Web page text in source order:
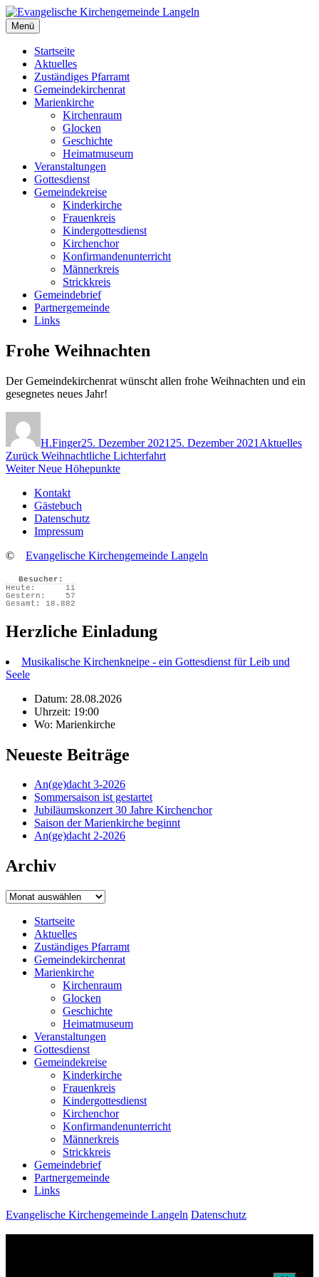
Zum
Inhalt
springen
Evangelische Kirchengemeinde Langeln
Evangelische Kirchengemeinde Langeln
Menü
Startseite
Aktuelles
Zuständiges Pfarramt
Gemeindekirchenrat
Marienkirche
Kirchenraum
Glocken
Geschichte
Heimatmuseum
Veranstaltungen
Gottesdienst
Gemeindekreise
Kinderkirche
Frauenkreis
Kindergottesdienst
Kirchenchor
Konfirmandenunterricht
Männerkreis
Strickkreis
Gemeindebrief
Partnergemeinde
Links
Frohe Weihnachten
Der Gemeindekirchenrat wünscht allen frohe Weihnachten und ein
gesegnetes neues Jahr!
H.Finger25. Dezember 2021 25. Dezember 2021 Aktuelles
Beitragsnavigation
Zurück Vorheriger
Beitrag:
Weihnachtliche Lichterfahrt
Weiter Nächster
Neue Höhepunkte
Kontakt
Gästebuch
Datenschutz
Impressum
© Evangelische Kirchengemeinde Langeln
Besucher:
Heute:
11
Gestern:
57
Gesamt:
18.882
Herzliche Einladung
Musikalische Kirchenkneipe - ein Gottesdienst für Leib und
Seele
Datum: 28.08.2026
Uhrzeit: 19:00
Wo: Marienkirche
Neueste Beiträge
An(ge)dacht 3-2026
Sommersaison ist gestartet
Jubiläumskonzert 30 Jahre Kirchenchor
Saison der Marienkirche beginnt
An(ge)dacht 2-2026
Archiv
Archiv
Startseite
Aktuelles
Zuständiges Pfarramt
Gemeindekirchenrat
Marienkirche
Kirchenraum
Glocken
Geschichte
Heimatmuseum
Veranstaltungen
Gottesdienst
Gemeindekreise
Kinderkirche
Frauenkreis
Kindergottesdienst
Kirchenchor
Konfirmandenunterricht
Männerkreis
Strickkreis
Gemeindebrief
Partnergemeinde
Links
Evangelische Kirchengemeinde Langeln Datenschutz